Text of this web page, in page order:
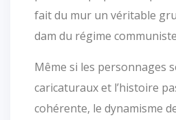
fait du mur un véritable
dam du régime
Même si les personnages
caricaturaux et l’histoire
cohérente, le dynamisme